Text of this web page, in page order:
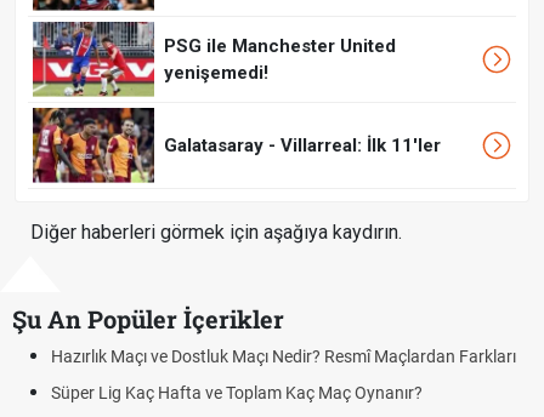
PSG ile Manchester United
yenişemedi!
Galatasaray - Villarreal: İlk 11'ler
Diğer haberleri görmek için aşağıya kaydırın.
Şu An Popüler İçerikler
Maçı ve Dostluk Maçı Nedir? Resmî Maçlardan Farkları
Lig Kaç Hafta ve Toplam Kaç Maç Oynanır?
Puan